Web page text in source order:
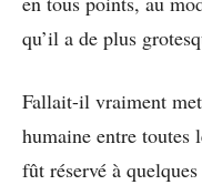
qu’il a de plus
Fallait-il vraiment
humaine entre toutes
fût réservé à